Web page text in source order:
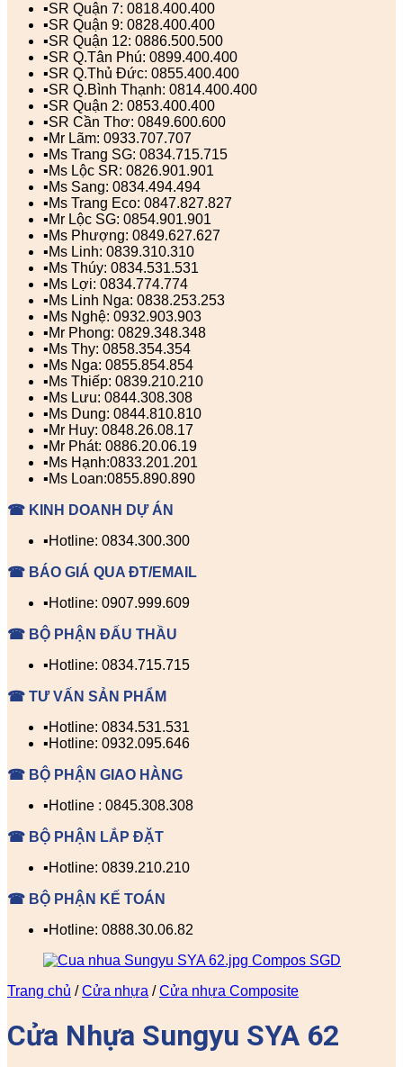
▪️SR Quận 7: 0818.400.400
▪️SR Quận 9: 0828.400.400
▪️SR Quận 12: 0886.500.500
▪️SR Q.Tân Phú: 0899.400.400
▪️SR Q.Thủ Đức: 0855.400.400
▪️SR Q.Bình Thạnh: 0814.400.400
▪️SR Quận 2: 0853.400.400
▪️SR Cần Thơ: 0849.600.600
▪️Mr Lãm: 0933.707.707
▪️Ms Trang SG: 0834.715.715
▪️Ms Lộc SR: 0826.901.901
▪️Ms Sang: 0834.494.494
▪️Ms Trang Eco: 0847.827.827
▪️Mr Lộc SG: 0854.901.901
▪️Ms Phượng: 0849.627.627
▪️Ms Linh: 0839.310.310
▪️Ms Thúy: 0834.531.531
▪️Ms Lợi: 0834.774.774
▪️Ms Linh Nga: 0838.253.253
▪️Ms Nghệ: 0932.903.903
▪️Mr Phong: 0829.348.348
▪️Ms Thy: 0858.354.354
▪️Ms Nga: 0855.854.854
▪️Ms Thiếp: 0839.210.210
▪️Ms Lưu: 0844.308.308
▪️Ms Dung: 0844.810.810
▪️Mr Huy: 0848.26.08.17
▪️Mr Phát: 0886.20.06.19
▪️Ms Hạnh:0833.201.201
▪️Ms Loan:0855.890.890
☎ KINH DOANH DỰ ÁN
▪️Hotline: 0834.300.300
☎ BÁO GIÁ QUA ĐT/EMAIL
▪️Hotline: 0907.999.609
☎ BỘ PHẬN ĐẤU THẦU
▪️Hotline: 0834.715.715
☎ TƯ VẤN SẢN PHẨM
▪️Hotline: 0834.531.531
▪️Hotline: 0932.095.646
☎ BỘ PHẬN GIAO HÀNG
▪️Hotline : 0845.308.308
☎ BỘ PHẬN LẮP ĐẶT
▪️Hotline: 0839.210.210
☎ BỘ PHẬN KẾ TOÁN
▪️Hotline: 0888.30.06.82
Trang chủ / Cửa nhựa / Cửa nhựa Composite
Cửa Nhựa Sungyu SYA 62